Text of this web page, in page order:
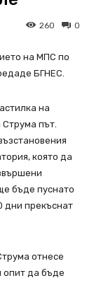
0
260
на МПС по
БГНЕС.
на
път.
която да
бъде пуснато
дни прекъснат
отнесе
опит да бъде